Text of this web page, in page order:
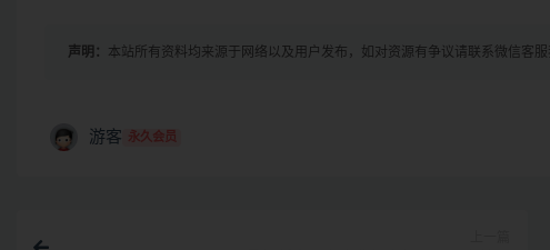
声明： 本站所有资料均来源于网络以及用户发布，如对资源有争议请联系微信客服
游客 永久会员